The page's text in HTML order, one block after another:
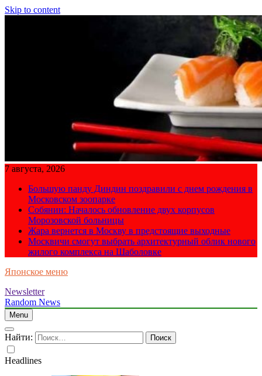
Skip to content
7 августа, 2026
Большую панду Диндин поздравили с днем рождения в
Московском зоопарке
Собянин: Началось обновление двух корпусов
Морозовской больницы
Жара вернется в Москву в предстоящие выходные
Москвичи смогут выбрать архитектурный облик нового
жилого комплекса на Шаболовке
Японское меню
Newsletter
Random News
Menu
Найти:
Headlines